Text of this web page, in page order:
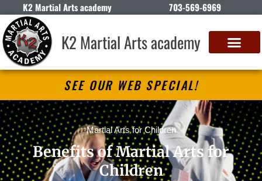
K2 Martial Arts academy 703-569-6969
K2 Martial Arts academy
SEE OUR WEB SPECIAL!
Martial Arts for Children
Benefits of Martial Arts for
Children